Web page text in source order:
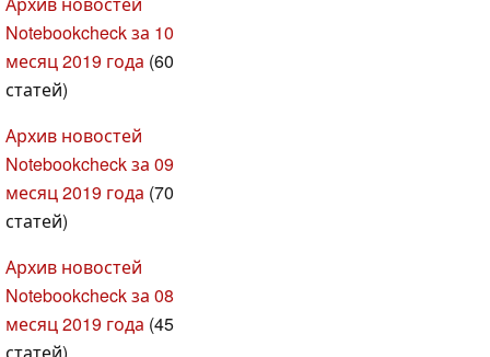
Notebookcheck за 10
месяц 2019 года (60
статей)
Архив новостей
Notebookcheck за 09
месяц 2019 года (70
статей)
Архив новостей
Notebookcheck за 08
месяц 2019 года (45